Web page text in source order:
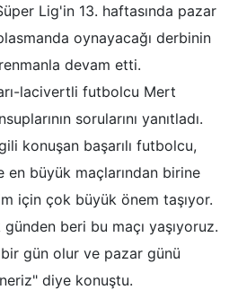
Lig'in 13. haftasında pazar
oynayacağı derbinin
devam etti.
lacivertli futbolcu Mert
sorularını yanıtladı.
konuşan başarılı futbolcu,
en büyük maçlarından birine
için çok büyük önem taşıyor.
beri bu maçı yaşıyoruz.
gün olur ve pazar günü
diye konuştu.